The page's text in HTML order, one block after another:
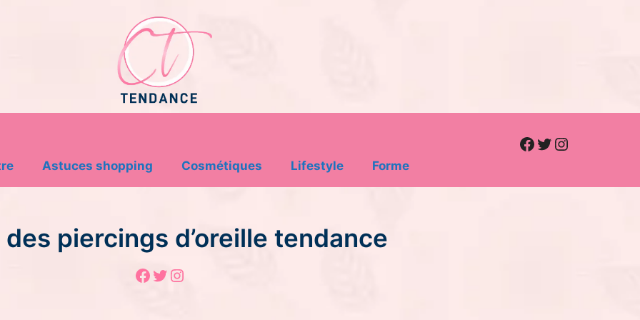
Astuces shopping Cosmétiques Lifestyle Forme
Facebook
Twitter
Instagram
des piercings d’oreille tendance
Facebook
Twitter
Instagram